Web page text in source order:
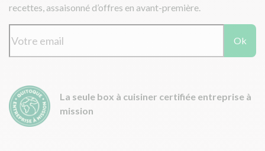
recettes, assaisonné d’offres en avant-première.
Ok
La seule box à cuisiner certifiée entreprise à
mission